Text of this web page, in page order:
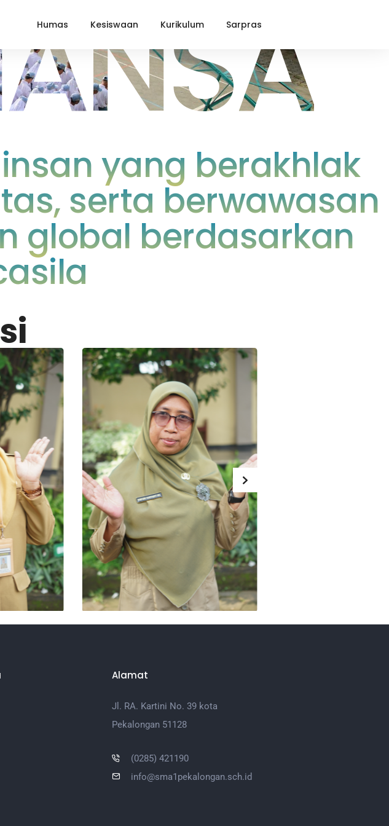
Humas Kesiswaan Kurikulum Sarpras
yang berakhlak
serta berwawasan
global berdasarkan
Alamat
Jl. RA. Kartini No. 39 kota
Pekalongan 51128
(0285) 421190
info@sma1pekalongan.sch.id